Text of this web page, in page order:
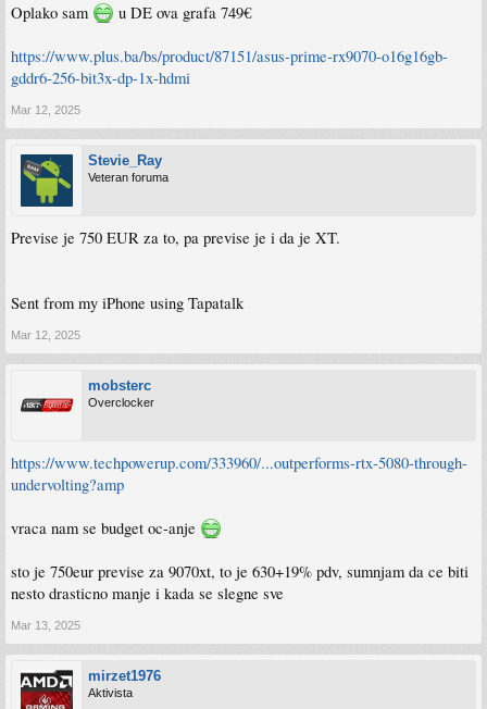
Oplako sam u DE ova grafa 749€
https://www.plus.ba/bs/product/87151/asus-prime-rx9070-o16g16gb-
gddr6-256-bit3x-dp-1x-hdmi
Mar 12, 2025
Stevie_Ray
Veteran foruma
Previse je 750 EUR za to, pa previse je i da je XT.
Sent from my iPhone using Tapatalk
Mar 12, 2025
mobsterc
Overclocker
https://www.techpowerup.com/333960/...outperforms-rtx-5080-through-
undervolting?amp
vraca nam se budget oc-anje
sto je 750eur previse za 9070xt, to je 630+19% pdv, sumnjam da ce biti
nesto drasticno manje i kada se slegne sve
Mar 13, 2025
mirzet1976
Aktivista